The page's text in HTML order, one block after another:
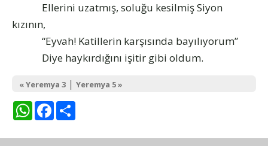
Ellerini uzatmış, soluğu kesilmiş Siyon
kızının,
“Eyvah! Katillerin karşısında bayılıyorum”
Diye haykırdığını işitir gibi oldum.
« Yeremya 3 | Yeremya 5 »
WhatsAppFacebook